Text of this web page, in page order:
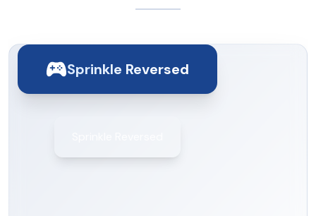
Sprinkle Reversed